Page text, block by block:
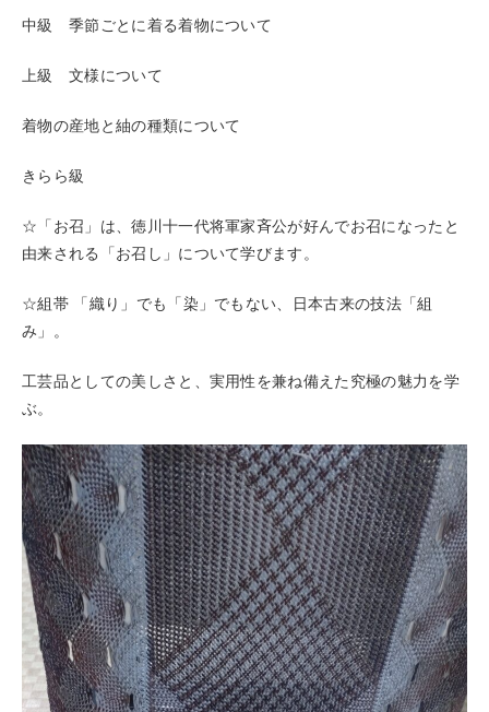
中級 季節ごとに着る着物について
上級 文様について
着物の産地と紬の種類について
きらら級
☆「お召」は、徳川十一代将軍家斉公が好んでお召になったと
由来される「お召し」について学びます。
☆組帯 「織り」でも「染」でもない、日本古来の技法「組
み」。
工芸品としての美しさと、実用性を兼ね備えた究極の魅力を学
ぶ。